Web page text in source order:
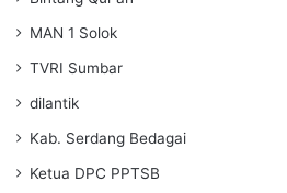
MAN 1 Solok
TVRI Sumbar
dilantik
Kab. Serdang Bedagai
Ketua DPC PPTSB